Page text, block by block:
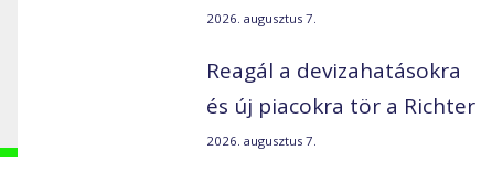
2026. augusztus 7.
Reagál a devizahatásokra
és új piacokra tör a Richter
2026. augusztus 7.